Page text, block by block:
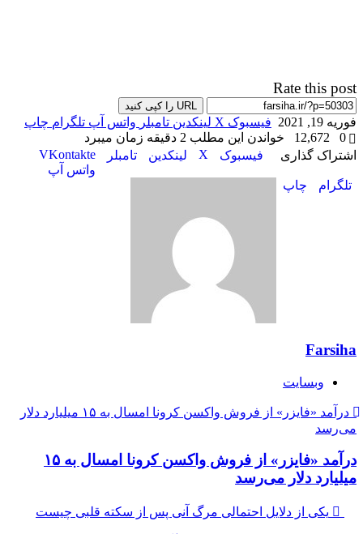
Rate this post
URL را کپی کنید
فوریه 19, 2021
0
خواندن این مطلب 2 دقیقه زمان میبرد
فیسبوک X لینکدین ‫تامبلر واتس آپ تلگرام چاپ
اشتراک گذاری فیسبوک X لینکدین ‫تامبلر
‫VKontakte
واتس آپ
تلگرام
چاپ
Farsiha
وبسایت
درآمد «فایزر» از فروش واکسن کرونا امسال به ۱۵ میلیارد دلار
می‌رسد
درآمد «فایزر» از فروش واکسن کرونا امسال به ۱۵
میلیارد دلار می‌رسد
یکی از دلایل احتمالی مرگ آنی پس از سکته قلبی چیست